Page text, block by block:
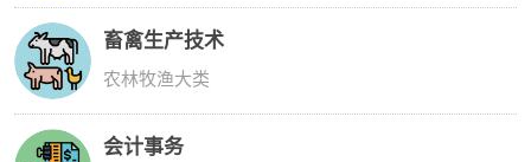
畜禽生产技术
农林牧渔大类
会计事务